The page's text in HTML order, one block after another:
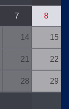
7 8
14 15
21 22
28 29